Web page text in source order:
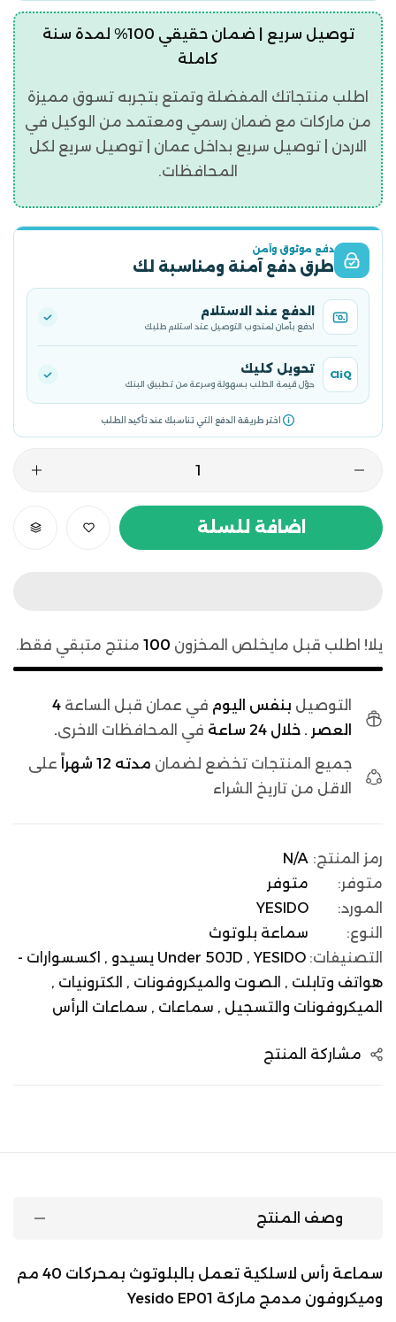
توصيل سريع | ضمان حقيقي 100% لمدة سنة
كاملة
اطلب منتجاتك المفضلة وتمتع بتجربه تسوق مميزة
من ماركات مع ضمان رسمي ومعتمد من الوكيل في
الاردن | توصيل سريع بداخل عمان | توصيل سريع لكل
المحافظات.
دفع موثوق وآمن
طرق دفع آمنة ومناسبة لك
الدفع عند الاستلام
ادفع بأمان لمندوب التوصيل عند استلام طلبك
CliQ تحويل كليك
حوّل قيمة الطلب بسهولة وسرعة من تطبيق البنك
اختر طريقة الدفع التي تناسبك عند تأكيد الطلب
اضافة للسلة
يلا! اطلب قبل مايخلص المخزون 100 منتج متبقي فقط.
التوصيل بنفس اليوم في عمان قبل الساعة 4
العصر . خلال 24 ساعة
في المحافظات الاخرى.
جميع المنتجات تخضع لضمان مدته 12 شهراً
على
الاقل من تاريخ الشراء
رمز المنتج: N/A
متوفر:
متوفر
المورد:
YESIDO
النوع:
سماعة بلوتوث
التصنيفات:
Under 50JD , YESIDO يسيدو ,
اكسسوارات -
هواتف وتابلت , الصوت والميكروفونات , الكترونيات ,
الميكروفونات والتسجيل , سماعات , سماعات الرأس
مشاركة المنتج
وصف المنتج
سماعة رأس لاسلكية تعمل بالبلوتوث بمحركات 40 مم
وميكروفون مدمج ماركة Yesido EP01